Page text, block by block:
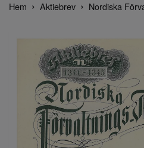
Hem Aktiebrev Nordiska